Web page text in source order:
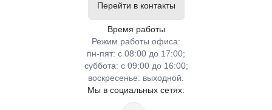
Перейти в контакты
Время работы
Режим работы офиса:
пн-пят: с 08:00 до 17:00;
суббота: с 09:00 до 16:00;
воскресенье: выходной.
Мы в социальных сетях: